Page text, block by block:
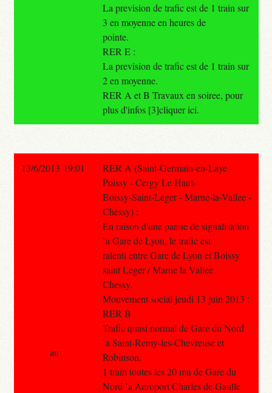
La prevision de trafic est de 1 train sur
3 en moyenne en heures de
pointe.
RER E :
La prevision de trafic est de 1 train sur
2 en moyenne.
RER A et B Travaux en soiree, pour
plus d'infos [3]cliquer ici.
13/6/2013 19:01
RER A (Saint-Germain-en-Laye -
Poissy - Cergy Le Haut-
Boissy-Saint-Leger - Marne-la-Vallee -
Chessy) :
En raison d'une panne de signalisation
`a Gare de Lyon, le trafic est
ralenti entre Gare de Lyon et Boissy
saint Leger / Marne la Vallee
Chessy.
Mouvement social jeudi 13 juin 2013 :
RER B
Trafic quasi normal de Gare du Nord
`a Saint-Remy-les-Chevreuse et
Robinson.
1 train toutes les 20 mn de Gare du
Nord `a Aeroport Charles de Gaulle
au